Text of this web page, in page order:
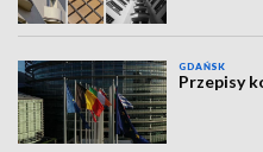
GDAŃSK
Przepisy